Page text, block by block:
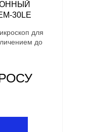
30LE
для
до